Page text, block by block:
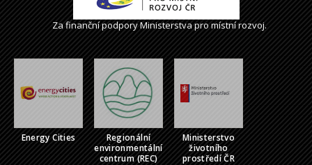
Za finanční podpory Ministerstva pro místní rozvoj.
Energy Cities
Regionální
environmentální
centrum (REC)
Ministerstvo
životního
prostředí ČR